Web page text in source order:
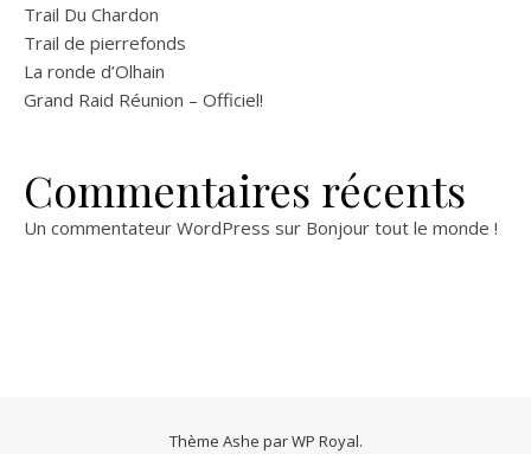
Trail Du Chardon
Trail de pierrefonds
La ronde d’Olhain
Grand Raid Réunion – Officiel!
Commentaires récents
Un commentateur WordPress sur Bonjour tout le monde !
Thème Ashe parWP Royal.